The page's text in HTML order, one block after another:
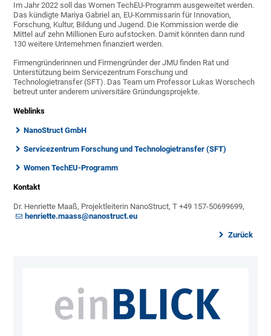
Im Jahr 2022 soll das Women TechEU-Programm ausgeweitet werden.
Das kündigte Mariya Gabriel an, EU-Kommissarin für Innovation,
Forschung, Kultur, Bildung und Jugend. Die Kommission werde die
Mittel auf zehn Millionen Euro aufstocken. Damit könnten dann rund
130 weitere Unternehmen finanziert werden.
Firmengründerinnen und Firmengründer der JMU finden Rat und
Unterstützung beim Servicezentrum Forschung und
Technologietransfer (SFT). Das Team um Professor Lukas Worschech
betreut unter anderem universitäre Gründungsprojekte.
Weblinks
NanoStruct GmbH
Servicezentrum Forschung und Technologietransfer (SFT)
Women TechEU-Programm
Kontakt
Dr. Henriette Maaß, Projektleiterin NanoStruct, T +49 157-50699699,
henriette.maass@nanostruct.eu
Zurück